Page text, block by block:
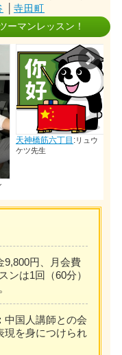
寺田町
ーマンレッスン！
:リュウ
9,800円、月会費
ンは1回（60分）
中国人講師との会
現を身につけられ